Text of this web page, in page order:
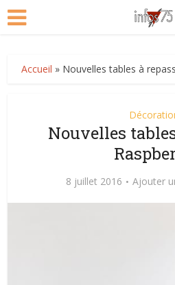
Accueil » Nouvelles tables à
Nouvelles
8 juillet 2016 Ajouter